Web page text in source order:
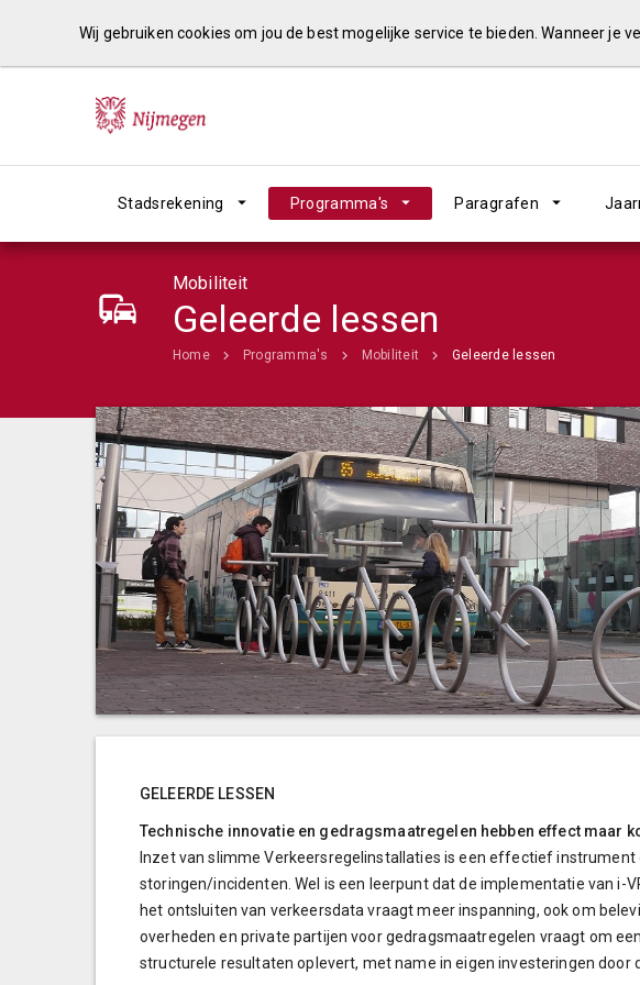
Stadsrekening Programma's Paragrafen
Mobiliteit
Geleerde lessen
Home Programma's Mobiliteit Geleerde lessen
GELEERDE LESSEN
Technische innovatie en gedragsmaatregelen hebben effect maar
Inzet van slimme Verkeersregelinstallaties is een effectief
storingen/incidenten. Wel is een leerpunt dat de implementatie van i-
het ontsluiten van verkeersdata vraagt meer inspanning, ook om
overheden en private partijen voor gedragsmaatregelen vraagt om
structurele resultaten oplevert, met name in eigen investeringen door
Wij gebruiken cookies om jou de best mogelijke service te bieden. Wanneer je